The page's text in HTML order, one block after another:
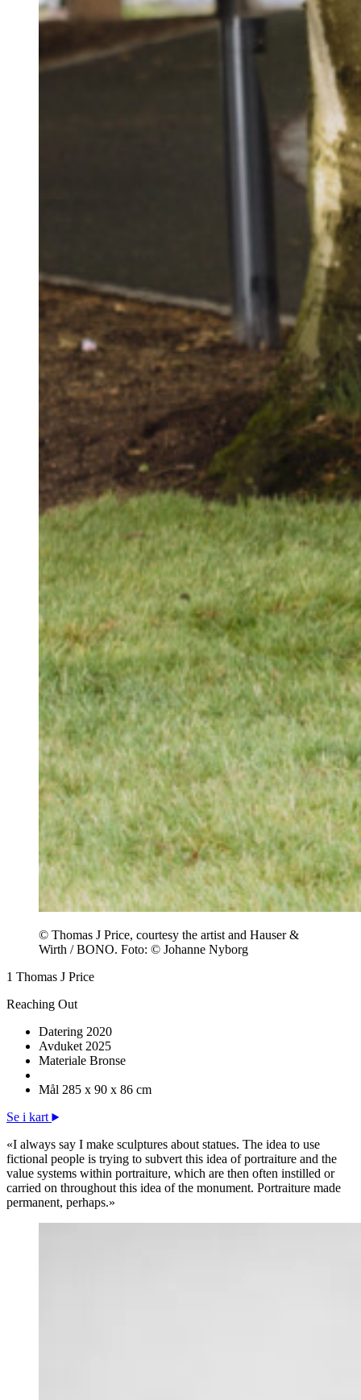
© Thomas J Price, courtesy the artist and Hauser &
Wirth / BONO. Foto: © Johanne Nyborg
1 Thomas J Price
Reaching Out
Datering 2020
Avduket 2025
Materiale Bronse
Mål 285 x 90 x 86 cm
Se i kart
«I always say I make sculptures about statues. The idea to use
fictional people is trying to subvert this idea of portraiture and the
value systems within portraiture, which are then often instilled or
carried on throughout this idea of the monument. Portraiture made
permanent, perhaps.»